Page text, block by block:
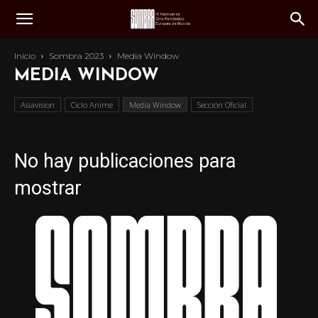
Inicio Sombra 2023 Media Window
MEDIA WINDOW
Asiavision Ciclo Anime Media Window Sección Oficial
No hay publicaciones para
mostrar